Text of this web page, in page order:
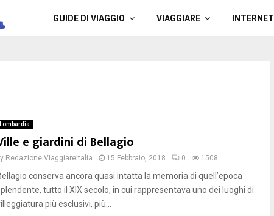
GUIDE DI VIAGGIO VIAGGIARE INTERNET
Lombardia
e giardini di Bellagio
Redazione ViaggiareItalia 15 Febbraio, 2018 0 1508
conserva ancora quasi intatta la memoria di quell’epoca
tutto il XIX secolo, in cui rappresentava uno dei luoghi di
più esclusivi, più...